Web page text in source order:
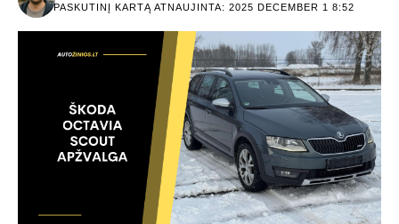
PASKUTINĮ KARTĄ ATNAUJINTA: 2025 DECEMBER 1 8:52